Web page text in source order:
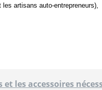
artisans auto-entrepreneurs),
et les accessoires